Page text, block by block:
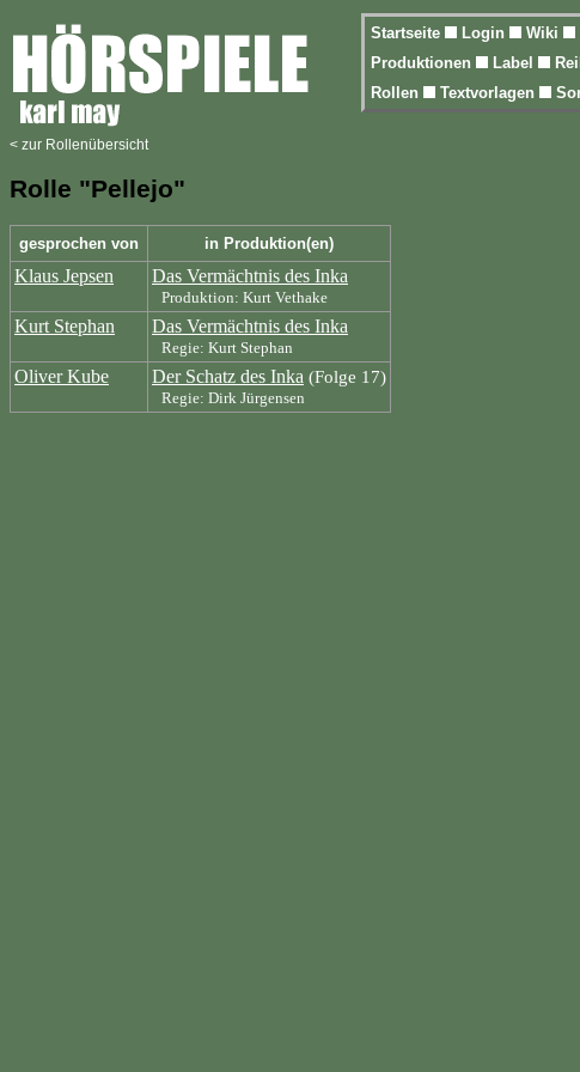
Startseite Login Wiki
Produktionen
Label
Rollen
Textvorlagen
< zur Rollenübersicht
Rolle "Pellejo"
gesprochen von in Produktion(en)
Klaus Jepsen Das Vermächtnis des Inka
Produktion: Kurt Vethake
Kurt Stephan Das Vermächtnis des Inka
Regie: Kurt Stephan
Oliver Kube Der Schatz des Inka (Folge 17)
Regie: Dirk Jürgensen